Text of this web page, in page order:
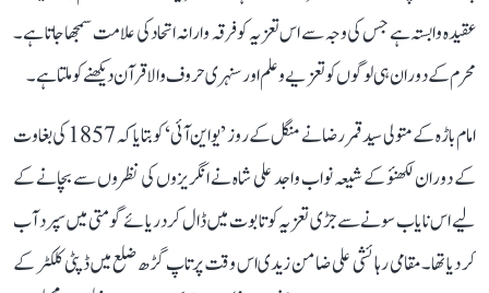
عقیدہ وابستہ ہے جس کی وجہ سے اس تعزیہ کو فرقہ وارانہ اتحاد کی علامت سمجھا جاتا ہے۔
محرم کے دوران ہی لوگوں کو تعزیے و علم اور سنہری حروف والا قرآن دیکھنے کو ملتا ہے۔
امام باڑہ کے متولی سید قمر رضا نے منگل کے روز ’یواین آئی‘ کو بتایا کہ 1857 کی بغاوت
کے دوران لکھنؤ کے شیعہ نواب واجد علی شاہ نے انگریزوں کی نظروں سے بچانے کے
لیے اس نایاب سونے سے جڑی تعزیہ کو تابوت میں ڈال کر دریائے گومتی میں سپرد آب
کر دیا تھا۔ مقامی رہائشی علی ضامن زیدی اس وقت پرتاپ گڑھ ضلع میں ڈپٹی کلکٹر کے